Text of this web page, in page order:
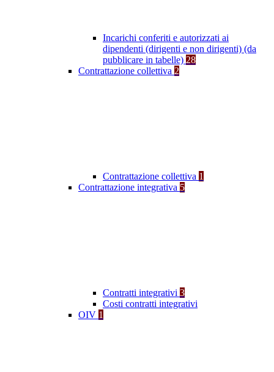
Incarichi conferiti e autorizzati ai
dipendenti (dirigenti e non dirigenti) (da
pubblicare in tabelle) 28
Contrattazione collettiva 2
Contrattazione collettiva 1
Contrattazione integrativa 5
Contratti integrativi 3
Costi contratti integrativi
OIV 1